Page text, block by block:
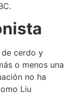
de cerdo y
o menos una
no ha
Liu